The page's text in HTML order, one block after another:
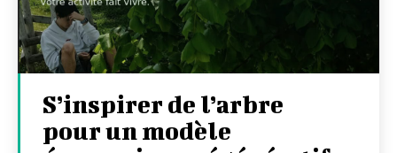
S’inspirer de l’arbre
pour un modèle